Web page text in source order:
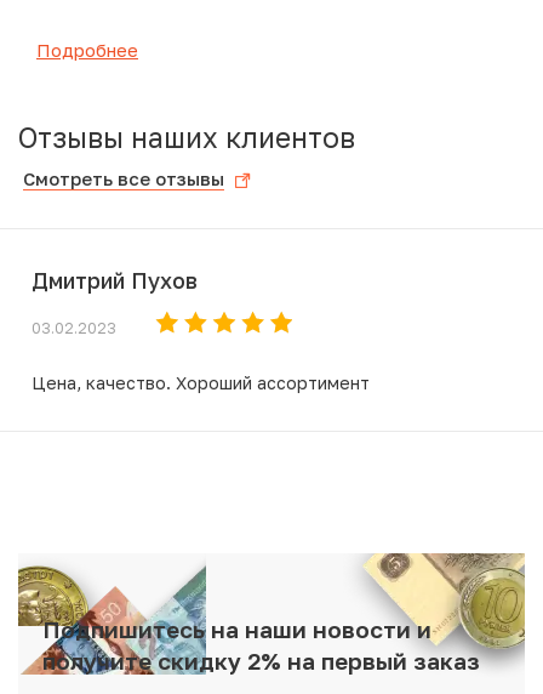
Подробнее
Отзывы наших клиентов
Смотреть все отзывы
Дмитрий Пухов
03.02.2023
Цена, качество. Хороший ассортимент
Подпишитесь на наши новости и
получите скидку 2% на первый заказ